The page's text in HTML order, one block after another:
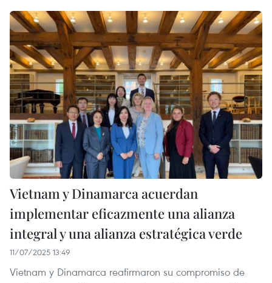
Vietnam y Dinamarca acuerdan
implementar eficazmente una alianza
integral y una alianza estratégica verde
11/07/2025 13:49
Vietnam y Dinamarca reafirmaron su compromiso de